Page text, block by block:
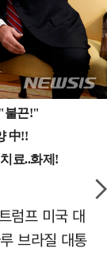
럼프 미국 대
브라질 대통